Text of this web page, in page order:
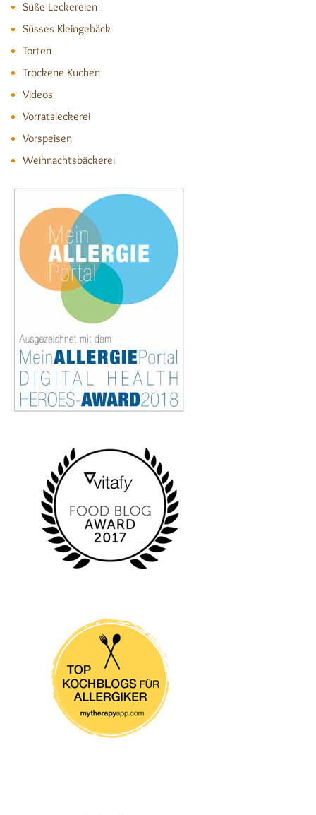
Süße Leckereien
Süsses Kleingebäck
Torten
Trockene Kuchen
Videos
Vorratsleckerei
Vorspeisen
Weihnachtsbäckerei